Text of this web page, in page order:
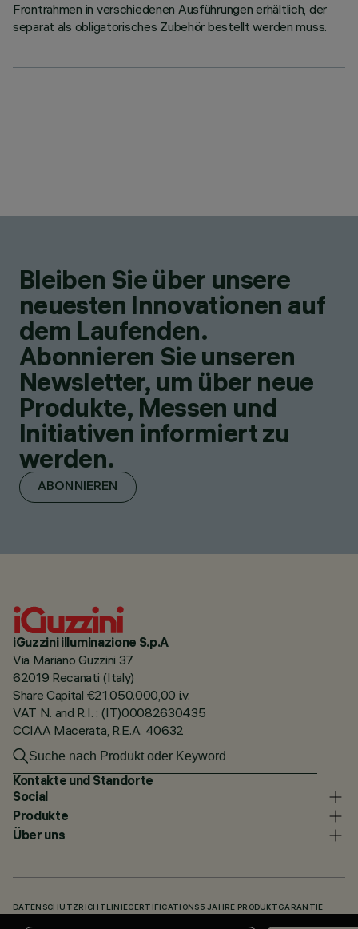
Frontrahmen in verschiedenen Ausführungen erhältlich, der
separat als obligatorisches Zubehör bestellt werden muss.
Bleiben Sie über unsere
neuesten Innovationen auf
dem Laufenden.
Abonnieren Sie unseren
Newsletter, um über neue
Produkte, Messen und
Initiativen informiert zu
werden.
ABONNIEREN
iGuzzini illuminazione S.p.A
Via Mariano Guzzini 37
62019 Recanati (Italy)
Share Capital €21.050.000,00 i.v.
VAT N. and R.I. : (IT)00082630435
CCIAA Macerata, R.E.A. 40632
Kontakte und Standorte
Social
Produkte
Über uns
DATENSCHUTZRICHTLINIECERTIFICATIONS 5 JAHRE PRODUKTGARANTIE